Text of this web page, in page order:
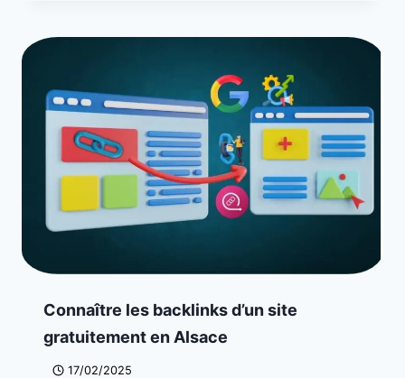
Connaître les backlinks d’un site
gratuitement en Alsace
17/02/2025